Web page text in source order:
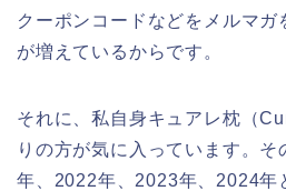
クーポンコードなどをメルマガ
が増えているからです。
それに、私自身キュアレ枕（
りの方が気に入っています。
年、2022年、2023年、2024年